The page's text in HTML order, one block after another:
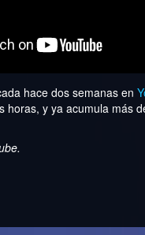
hace dos semanas en
horas, y ya acumula más